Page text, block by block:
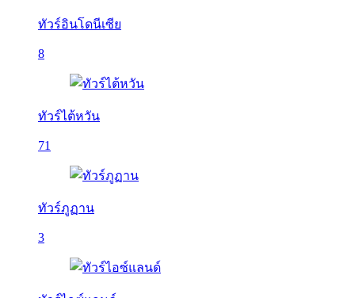
ทัวร์อินโดนีเซีย
8
ทัวร์ไต้หวัน
71
ทัวร์ภูฏาน
3